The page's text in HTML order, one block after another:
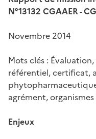
N°13132 CGAAER -
Novembre 2014
Mots clés :
référentiel, certificat,
agrément,
Enjeux